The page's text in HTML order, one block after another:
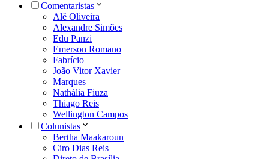
Comentaristas
Alê Oliveira
Alexandre Simões
Edu Panzi
Emerson Romano
Fabrício
João Vitor Xavier
Marques
Nathália Fiuza
Thiago Reis
Wellington Campos
Colunistas
Bertha Maakaroun
Ciro Dias Reis